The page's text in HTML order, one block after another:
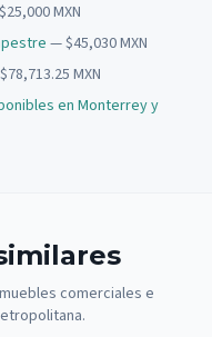
MXN
— $45,030 MXN
MXN
en Monterrey y
comerciales e